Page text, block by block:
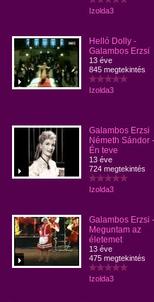
Izolda3
Helló Dolly -
Galambos Erzsi
13 éve
845 megtekintés
Izolda3
Galambos Erzsi
Németh Sándor -
Én teve
13 éve
724 megtekintés
Izolda3
Galambos Erzsi -
Meguntam az
életemet
13 éve
475 megtekintés
Izolda3